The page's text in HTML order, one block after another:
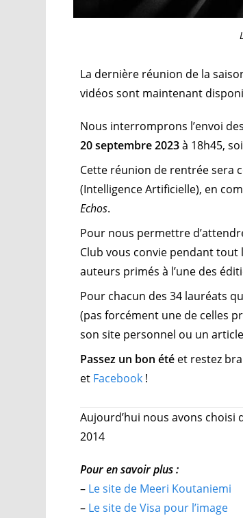
La dernière réunion de la
vidéos sont maintenant
Nous interromprons l’envoi
20 septembre 2023à 18h45,
Cette réunion de rentrée sera
(Intelligence Artificielle), en
Echos.
Pour nous permettre
Club vous convie pendant tout
auteurs primés à l’une des
Pour chacun des 34 lauréats
(pas forcément une de celles
son site personnel ou un
Passez un bon été et restez
et Facebook !
Aujourd’hui nous avons choisi
2014
Pour en savoir plus :
– Le site de Meeri Koutaniemi
– Le site de Visa pour l’image